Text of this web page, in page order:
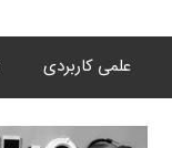
علمی کاربردی